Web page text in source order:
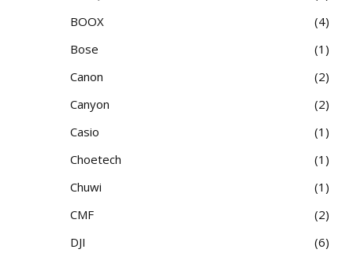
BOOX
4
Bose
1
Canon
2
Canyon
2
Casio
1
Choetech
1
Chuwi
1
CMF
2
DJI
6